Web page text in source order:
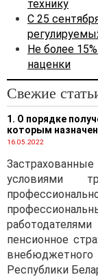
технику
С 25
Не более
наценки
Свежие
1. О порядке
которым
16.05.2022
условиями
пенсионное
внебюджетного
Республики